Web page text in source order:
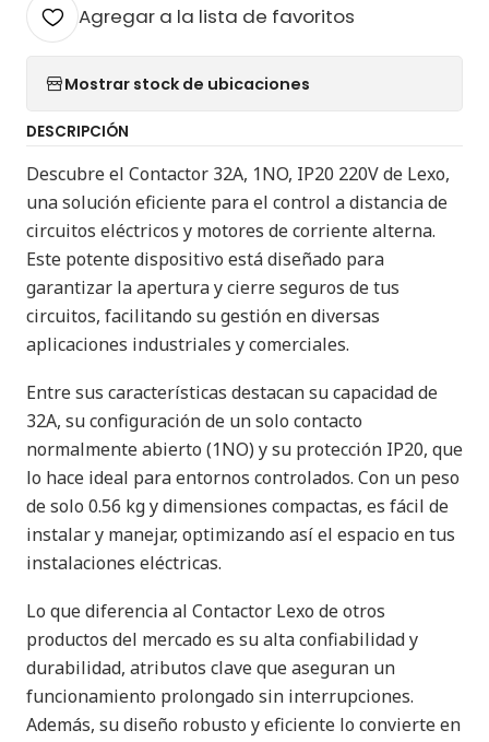
Agregar a la lista de favoritos
Mostrar stock de ubicaciones
DESCRIPCIÓN
Descubre el Contactor 32A, 1NO, IP20 220V de Lexo,
una solución eficiente para el control a distancia de
circuitos eléctricos y motores de corriente alterna.
Este potente dispositivo está diseñado para
garantizar la apertura y cierre seguros de tus
circuitos, facilitando su gestión en diversas
aplicaciones industriales y comerciales.
Entre sus características destacan su capacidad de
32A, su configuración de un solo contacto
normalmente abierto (1NO) y su protección IP20, que
lo hace ideal para entornos controlados. Con un peso
de solo 0.56 kg y dimensiones compactas, es fácil de
instalar y manejar, optimizando así el espacio en tus
instalaciones eléctricas.
Lo que diferencia al Contactor Lexo de otros
productos del mercado es su alta confiabilidad y
durabilidad, atributos clave que aseguran un
funcionamiento prolongado sin interrupciones.
Además, su diseño robusto y eficiente lo convierte en